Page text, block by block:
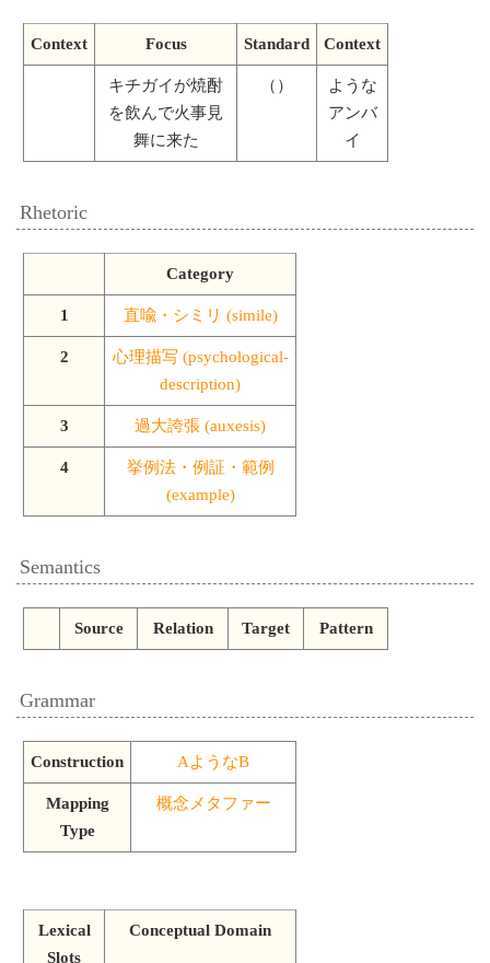
Context Focus Standard Context
キチガイが焼酎
を飲んで火事見
舞に来た
（）
ような
アンバ
イ
Rhetoric
Category
1 直喩・シミリ (simile)
2
心理描写 (psychological-
description)
3 過大誇張 (auxesis)
4
挙例法・例証・範例
(example)
Semantics
Source Relation Target Pattern
Grammar
Construction AようなB
Mapping
Type
概念メタファー
Lexical
Slots
Conceptual Domain